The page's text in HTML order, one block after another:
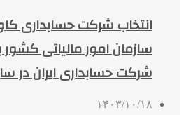
انتخاب شرکت حسابداری
سازمان امور مالیاتی کشور
شرکت حسابداری ایران در
۱۴۰۳/۱۰/۱۸